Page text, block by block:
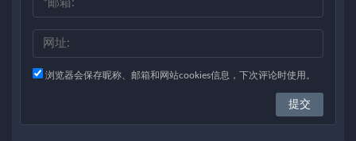
浏览器会保存昵称、邮箱和网站cookies信息，下次评论时使用。